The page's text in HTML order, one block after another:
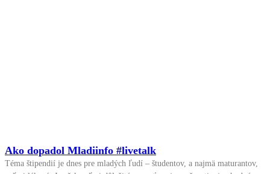
Ako dopadol Mladiinfo #livetalk
Téma štipendií je dnes pre mladých ľudí – študentov, a najmä maturantov,